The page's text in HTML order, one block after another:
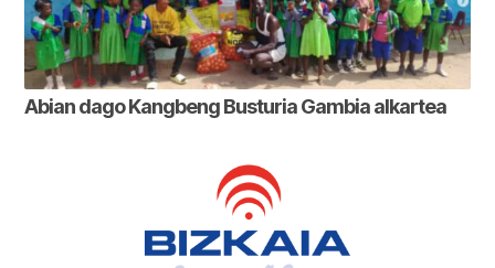
Abian dago Kangbeng Busturia Gambia alkartea